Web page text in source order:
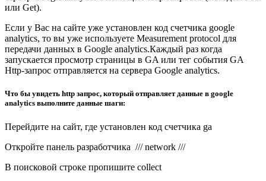
или Get).
Если у Вас на сайте уже установлен код счетчика google
analytics, то вы уже используете Measurement protocol для
передачи данных в Google analytics.Каждый раз когда
запускается просмотр страницы в GA или тег события GA
Http-запрос отправляется на сервера Google analytics.
Что бы увидеть http запрос, который отправляет данные в google
analytics выполните данные шаги:
Перейдите на сайт, где установлен код счетчика ga
Откройте панель разработчика /// network ///
В поисковой строке пропишите collect